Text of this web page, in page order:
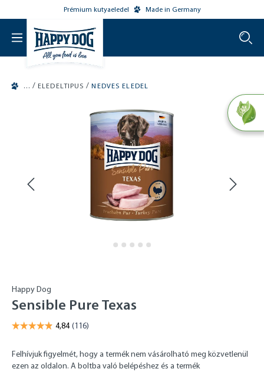
Prémium kutyaeledel Made in Germany
/ ELEDELTIPUS / NEDVES ELEDEL
Happy Dog
Sensible Pure Texas
Felhívjuk figyelmét, hogy a termék nem vásárolható meg közvetlenül
ezen az oldalon. A boltba való belépéshez és a termék